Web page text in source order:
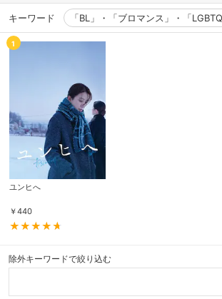
キーワード 「BL」・「ブロマンス」・「
1
ユンヒへ
￥440
除外キーワードで絞り込む